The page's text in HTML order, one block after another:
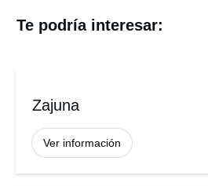
Te podría interesar:
Zajuna
Ver información